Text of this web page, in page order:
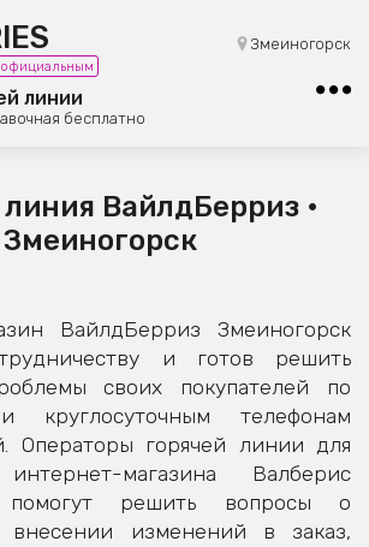
официальным
линии
бесплатно
Змеиногорск
101-42-23
юридическая консультация
линия ВайлдБерриз •
Змеиногорск
ВайлдБерриз Змеиногорск
и готов решить
своих покупателей по
круглосуточным телефонам
Операторы горячей линии для
магазина Валберис
помогут решить вопросы о
внесении изменений в заказ,